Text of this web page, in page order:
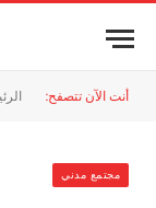
أنت الآن تتصفح:
مجتمع مدني